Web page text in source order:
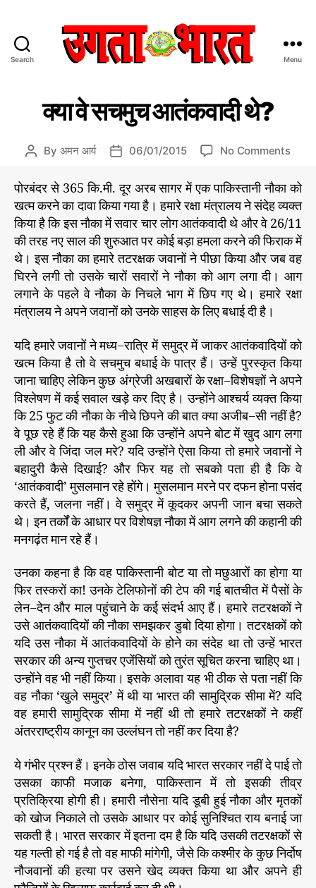
Search
ता
भा
त
दी
स
मा
चा
र
प
त्र
Menu
o
r
i
e
s
क्या वे सचमुच आतंकवादी थे?
P
s
a
u
t
h
o
r
By अमन आर्य
P
s
d
a
t
e
06/01/2015 No Commentso
क्या
वे
स
च
मु
च
आ
तं
दी
थे
?
पोरबंदर से 365 कि.मी. दूर अरब सागर में एक पाकिस्तानी नौका को
खत्म करने का दावा किया गया है। हमारे रक्षा मंत्रालय ने संदेह व्यक्त
किया है कि इस नौका में सवार चार लोग आतंकवादी थे और वे 26/11
की तरह नए साल की शुरुआत पर कोई बड़ा हमला करने की फिराक में
थे। इस नौका का हमारे तटरक्षक जवानों ने पीछा किया और जब वह
घिरने लगी तो उसके चारों सवारों ने नौका को आग लगा दी। आग
लगाने के पहले वे नौका के निचले भाग में छिप गए थे। हमारे रक्षा
मंत्रालय ने अपने जवानों को उनके साहस के लिए बधाई दी है।
यदि हमारे जवानों ने मध्य−रात्रि में समुद्र में जाकर आतंकवादियों को
खत्म किया है तो वे सचमुच बधाई के पात्र हैं। उन्हें पुरस्कृत किया
जाना चाहिए लेकिन कुछ अंग्रेजी अखबारों के रक्षा−विशेषज्ञों ने अपने
विश्लेषण में कई सवाल खड़े कर दिए है। उन्होंने आश्चर्य व्यक्त किया
कि 25 फुट की नौका के नीचे छिपने की बात क्या अजीब−सी नहीं है?
वे पूछ रहे हैं कि यह कैसे हुआ कि उन्होंने अपने बोट में खुद आग लगा
ली और वे जिंदा जल मरे? यदि उन्होंने ऐसा किया तो हमारे जवानों ने
बहादुरी कैसे दिखाई? और फिर यह तो सबको पता ही है कि वे
‘आतंकवादी’ मुसलमान रहे होंगे। मुसलमान मरने पर दफन होना पसंद
करते हैं, जलना नहीं। वे समुद्र में कूदकर अपनी जान बचा सकते
थे। इन तर्कों के आधार पर विशेषज्ञ नौका में आग लगने की कहानी की
मनगढ़ंत मान रहे हैं।
उनका कहना है कि वह पाकिस्तानी बोट या तो मछुआरों का होगा या
फिर तस्करों का! उनके टेलिफोनों की टेप की गई बातचीत में पैसों के
लेन−देन और माल पहुंचाने के कई संदर्भ आए हैं। हमारे तटरक्षकों ने
उसे आतंकवादियों की नौका समझकर डुबो दिया होगा। तटरक्षकों को
यदि उस नौका में आतंकवादियों के होने का संदेह था तो उन्हें भारत
सरकार की अन्य गुप्तचर एजेंसियों को तुरंत सूचित करना चाहिए था।
उन्होंने वह भी नहीं किया। इसके अलावा यह भी ठीक से पता नहीं कि
वह नौका ‘खुले समुद्र’ में थी या भारत की सामुद्रिक सीमा में? यदि
वह हमारी सामुद्रिक सीमा में नहीं थी तो हमारे तटरक्षकों ने कहीं
अंतरराष्ट्रीय कानून का उल्लंघन तो नहीं कर दिया है?
ये गंभीर प्रश्न हैं। इनके ठोस जवाब यदि भारत सरकार नहीं दे पाई तो
उसका काफी मजाक बनेगा, पाकिस्तान में तो इसकी तीव्र
प्रतिकि्रया होगी ही। हमारी नौसेना यदि डूबी हुई नौका और मृतकों
को खोज निकाले तो उसके आधार पर कोई सुनिश्चित राय बनाई जा
सकती है। भारत सरकार में इतना दम है कि यदि उसकी तटरक्षकों से
यह गल्ती हो गई है तो वह माफी मांगेगी, जैसे कि कश्मीर के कुछ निर्दोष
नौजवानों की हत्या पर उसने खेद व्यक्त किया था और अपने ही